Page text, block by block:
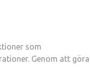
som
Genom att göra